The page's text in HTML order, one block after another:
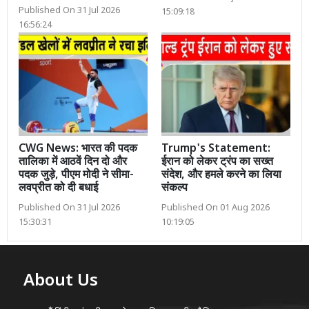
Published On 31 Jul 2026
16:56:24
15:09:18
CWG News: भारत की पदक
तालिका में आठवें दिन दो और
पदक जुड़े, पीएम मोदी ने सीमा-
लवप्रीत को दी बधाई
Published On 31 Jul 2026
15:30:31
Trump's Statement:
ईरान को लेकर ट्रंप का सख्त
संदेश, और हमले करने का लिया
संकल्प
Published On 01 Aug 2026
10:19:05
About Us